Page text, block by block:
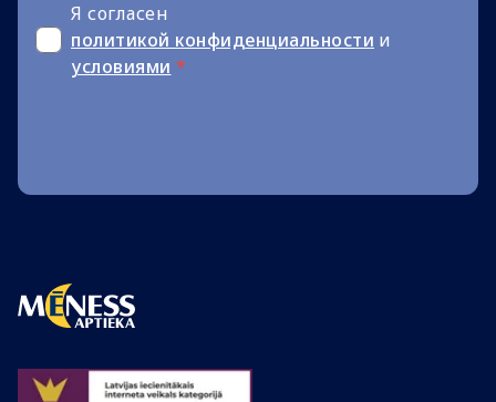
Я согласен
политикой конфиденциальности и
условиями *